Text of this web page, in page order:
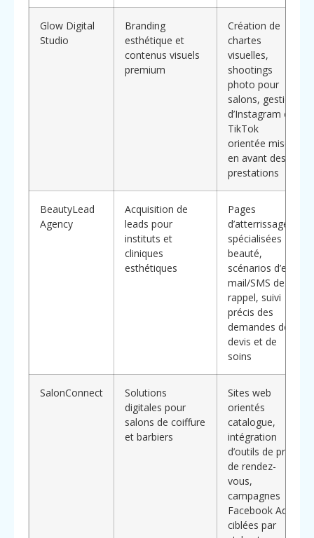
Glow Digital
Studio
Branding
esthétique et
contenus visuels
premium
Création de
chartes
visuelles,
shootings
photo pour
salons, gestion
d’Instagram et
TikTok
orientée mise
en avant des
prestations
BeautyLead
Agency
Acquisition de
leads pour
instituts et
cliniques
esthétiques
Pages
d’atterrissage
spécialisées
beauté,
scénarios d’e-
mail/SMS de
rappel, suivi
précis des
demandes de
devis et de
soins
SalonConnect
Solutions
digitales pour
salons de coiffure
et barbiers
Sites web
orientés
catalogue,
intégration
d’outils de prise
de rendez-
vous,
campagnes
Facebook Ads
ciblées par